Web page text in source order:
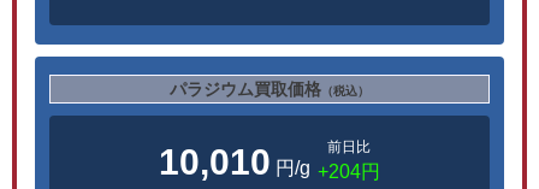
パラジウム買取価格 （税込）
10,010 円/g
前日比
+204円